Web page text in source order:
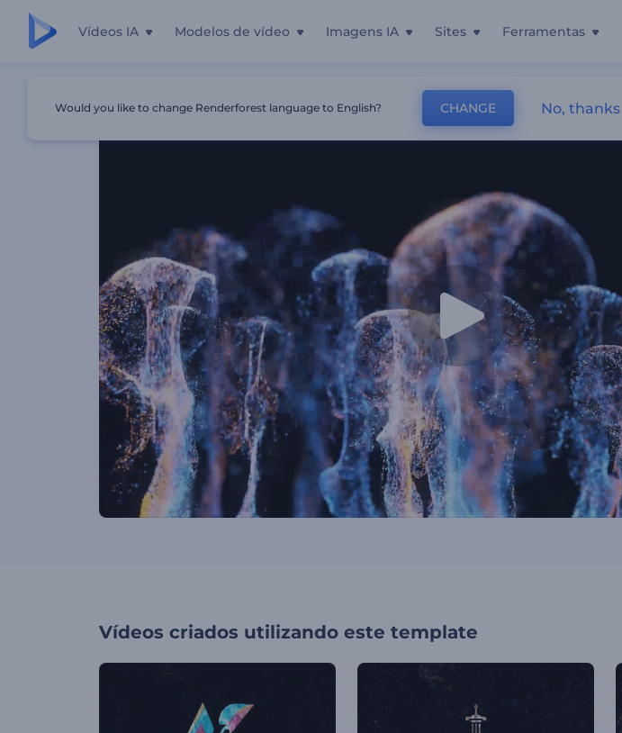
Vídeos IA Modelos de vídeo Imagens IA Sites Ferramentas
Logotipo - Ondas Com Partículas Ascendentes
Vídeos criados utilizando este template
Would you like to change Renderforest language to English? CHANGE No, thanks